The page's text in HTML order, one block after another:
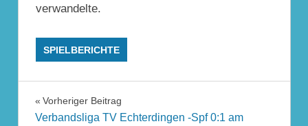
verwandelte.
SPIELBERICHTE
Beitragsnavigation
Vorheriger Beitrag
Verbandsliga TV Echterdingen -Spf 0:1 am